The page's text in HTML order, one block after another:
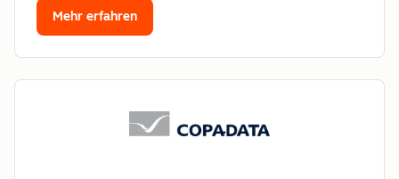
Mehr erfahren